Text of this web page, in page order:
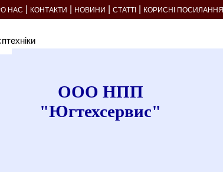
НАС КОНТАКТИ НОВИНИ СТАТТІ КОРИСНІ ПОСИЛАННЯ
ООО НПП
"Югтехсервис"